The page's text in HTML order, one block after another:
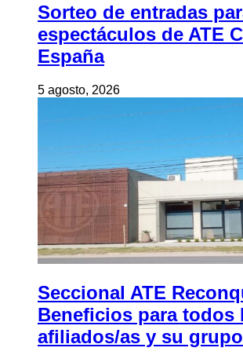
Sorteo de entradas
espectáculos de ATE
España
5 agosto, 2026
Seccional ATE
Beneficios para todos
afiliados/as y su